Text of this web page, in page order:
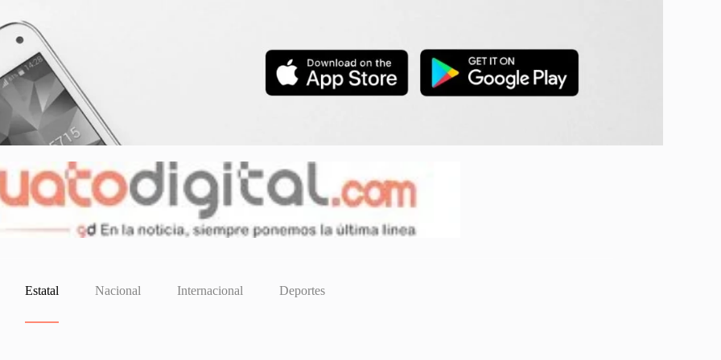
Estatal Nacional Internacional Deportes